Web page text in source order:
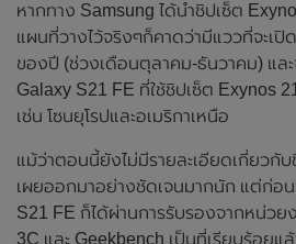
หากทาง Samsung ได้นำชิปเซ็ต
แผนที่วางไว้จริงๆก็คาดว่ามีแววที่จะเ
ของปี (ช่วงเดือนตุลาคม-ธันวาคม) และ
Galaxy S21 FE ที่ใช้ชิปเซ็ต Exynos
เช่น โซนยุโรปและอเมริกาเหนือ
แม้ว่าตอนนี้ยังไม่มีรายละเอียดเกี่ยวกั
เผยออกมาอย่างชัดเจนมากนัก แต่ก่อ
S21 FE ก็ได้ผ่านการรับรองจากหน่วย
3C และ Geekbench เป็นที่เรียบร้อยแ